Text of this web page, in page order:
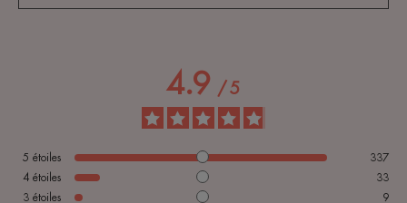
4.9 / 5
5 étoiles
337
4 étoiles
33
3 étoiles
9